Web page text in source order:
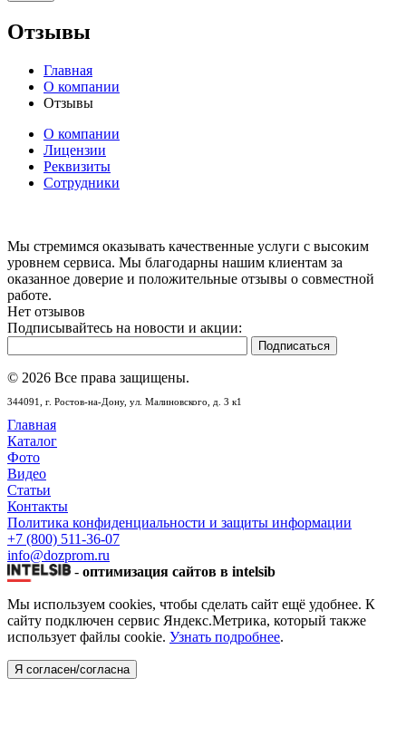
Отзывы
Главная
О компании
Отзывы
О компании
Лицензии
Реквизиты
Сотрудники
Мы стремимся оказывать качественные услуги с высоким
уровнем сервиса. Мы благодарны нашим клиентам за
оказанное доверие и положительные отзывы о совместной
работе.
Нет отзывов
Подписывайтесь на новости и акции:
© 2026 Все права защищены.
344091, г. Ростов-на-Дону, ул. Малиновского, д. 3 к1
Главная
Каталог
Фото
Видео
Статьи
Контакты
Политика конфиденциальности и защиты информации
+7 (800) 511-36-07
info@dozprom.ru
- оптимизация сайтов в intelsib
Мы используем cookies, чтобы сделать сайт ещё удобнее. К
сайту подключен сервис Яндекс.Метрика, который также
использует файлы cookie. Узнать подробнее.
Я согласен/согласна